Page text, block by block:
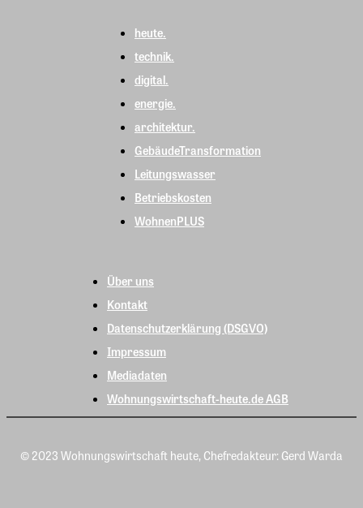
heute.
technik.
digital.
energie.
architektur.
GebäudeTransformation
Leitungswasser
Betriebskosten
WohnenPLUS
Über uns
Kontakt
Datenschutzerklärung (DSGVO)
Impressum
Mediadaten
Wohnungswirtschaft-heute.de AGB
© 2023 Wohnungswirtschaft heute, Chefredakteur: Gerd Warda